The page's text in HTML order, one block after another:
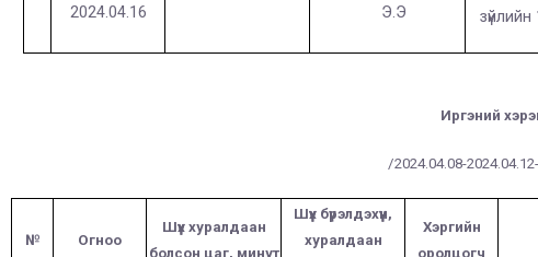
2024.04.16
Э.Э
зүйлийн
Иргэний
/2024.04.08-2024.04.12-
№ Огноо
Шүүх хуралдаан
болсон цаг, минут
Шүүх бүрэлдэхүүн,
хуралдаан
Хэргийн
оролцогч